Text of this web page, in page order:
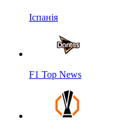
Іспанія
F1 Top News